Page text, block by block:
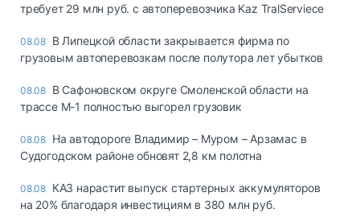
требует 29 млн руб. с автоперевозчика Kaz TralServiece
08.08 В Липецкой области закрывается фирма по
грузовым автоперевозкам после полутора лет убытков
08.08 В Сафоновском округе Смоленской области на
трассе М-1 полностью выгорел грузовик
08.08 На автодороге Владимир – Муром – Арзамас в
Судогодском районе обновят 2,8 км полотна
08.08 КАЗ нарастит выпуск стартерных аккумуляторов
на 20% благодаря инвестициям в 380 млн руб.